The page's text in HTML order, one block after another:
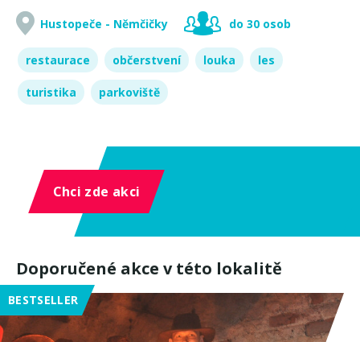
Hustopeče - Němčičky do 30 osob
restaurace občerstvení louka les
turistika parkoviště
Chci zde akci
Doporučené akce v této lokalitě
BESTSELLER